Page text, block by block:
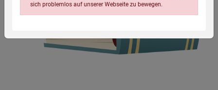
sich problemlos auf unserer Webseite zu bewegen.